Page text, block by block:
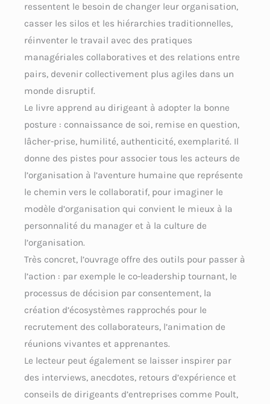
ressentent le besoin de changer leur organisation,
casser les silos et les hiérarchies traditionnelles,
réinventer le travail avec des pratiques
managériales collaboratives et des relations entre
pairs, devenir collectivement plus agiles dans un
monde disruptif.
Le livre apprend au dirigeant à adopter la bonne
posture : connaissance de soi, remise en question,
lâcher-prise, humilité, authenticité, exemplarité. Il
donne des pistes pour associer tous les acteurs de
l’organisation à l’aventure humaine que représente
le chemin vers le collaboratif, pour imaginer le
modèle d’organisation qui convient le mieux à la
personnalité du manager et à la culture de
l’organisation.
Très concret, l’ouvrage offre des outils pour passer à
l’action : par exemple le co-leadership tournant, le
processus de décision par consentement, la
création d’écosystèmes rapprochés pour le
recrutement des collaborateurs, l’animation de
réunions vivantes et apprenantes.
Le lecteur peut également se laisser inspirer par
des interviews, anecdotes, retours d’expérience et
conseils de dirigeants d’entreprises comme Poult,